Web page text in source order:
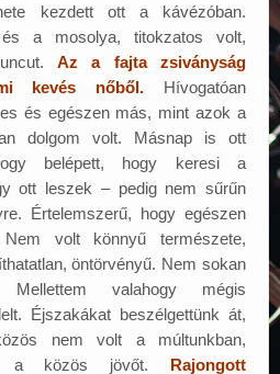
kezdett ott a kávézóban.
a mosolya, titokzatos volt,
Az a fajta zsiványság
kevés nőből. Hívogatóan
és egészen más, mint azok a
dolgom volt. Másnap is ott
belépett, hogy keresi a
ott leszek – pedig nem sűrűn
Értelemszerű, hogy egészen
volt könnyű természete,
öntörvényű. Nem sokan
valahogy mégis
Éjszakákat beszélgettünk át,
nem volt a múltunkban,
a közös jövőt. Rajongott